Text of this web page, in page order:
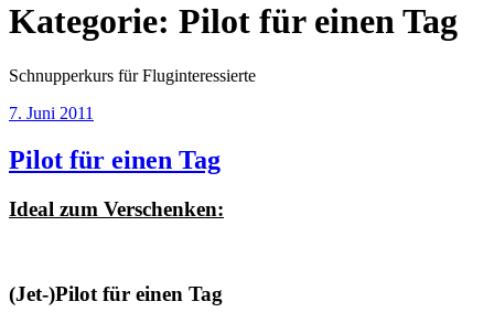
Kategorie: Pilot für einen Tag
Schnupperkurs für Fluginteressierte
Veröffentlicht
7. Juni 2011
Pilot für einen Tag
Ideal zum Verschenken:
(Jet-)Pilot für einen Tag